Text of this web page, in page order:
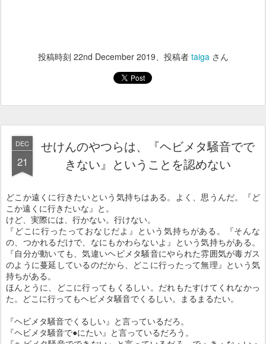
投稿時刻 22nd December 2019、投稿者 taigaさん
DEC
21
せけんのやつらは、『ヘビメタ騒音でで
きない』ということを認めない
どこか遠くに行きたいという気持ちはある。よく、思うんだ。『ど
こか遠くに行きたいな』と。
けど、実際には、行かない。行けない。
『どこに行ったっておなじだよ』という気持ちがある。『そんな
の、つかれるだけで、なにもかわらないよ』という気持ちがある。
『自分が動いても、気違いヘビメタ騒音にやられた雰囲気が毒ガス
のように蔓延しているのだから、どこに行ったって無理』という気
持ちがある。
ほんとうに、どこに行ってもくるしい。だれもたすけてくれなかっ
た。どこに行ってもヘビメタ騒音でくるしい。まるまるたい。
『ヘビメタ騒音でくるしい』と言っているだろ。
『ヘビメタ騒音で●にたい』と言っているだろう。